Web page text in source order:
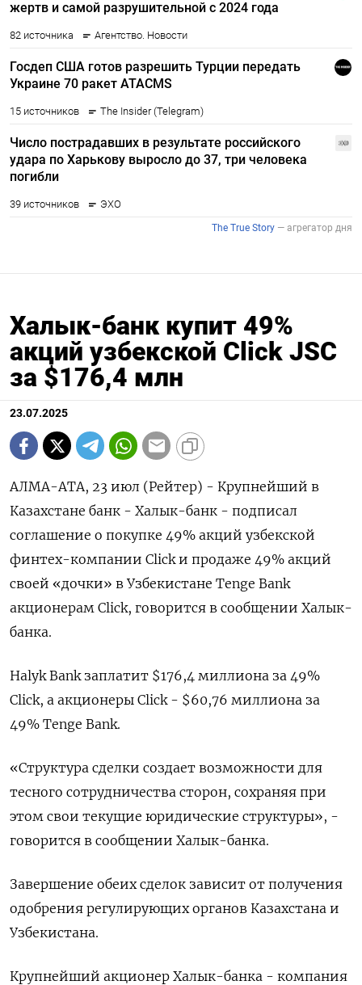
Халык-банк купит 49%
акций узбекской Click JSC
за $176,4 млн
23.07.2025
АЛМА-АТА, 23 июл (Рейтер) - Крупнейший в
Казахстане банк - Халык-банк - подписал
соглашение о покупке 49% акций узбекской
финтех-компании Click и продаже 49% акций
своей «дочки» в Узбекистане Tenge Bank
акционерам Click, говорится в сообщении Халык-
банка.
Halyk Bank заплатит $176,4 миллиона за 49%
Click, а акционеры Click - $60,76 миллиона за
49% Tenge Bank.
«Структура сделки создает возможности для
тесного сотрудничества сторон, сохраняя при
этом свои текущие юридические структуры», -
говорится в сообщении Халык-банка.
Завершение обеих сделок зависит от получения
одобрения регулирующих органов Казахстана и
Узбекистана.
Крупнейший акционер Халык-банка - компания